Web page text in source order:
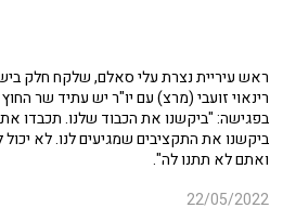
ראש עיריית נצרת עלי סאלם, שלקח חלק
רינאוי זועבי (מרצ) עם יו"ר יש עתיד שר
בפגישה: "ביקשנו את הכבוד שלנו. תכבדו
ביקשנו את התקציבים שמגיעים לנו. לא יכול
ואתם לא תתנו לה".
22/05/2022